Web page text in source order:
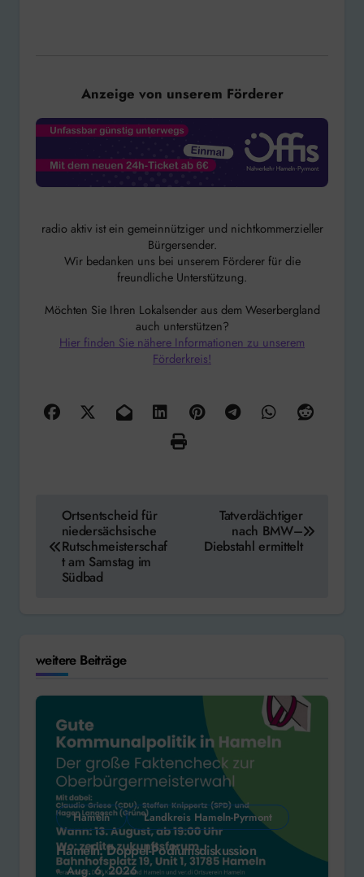
Anzeige von unserem Förderer
radio aktiv ist ein gemeinnütziger und nichtkommerzieller
Bürgersender.
Wir bedanken uns bei unserem Förderer für die
freundliche Unterstützung.
Möchten Sie Ihren Lokalsender aus dem Weserbergland
auch unterstützen?
Hier finden Sie nähere Informationen zu unserem
Förderkreis!
Beitragsnavigation
Ortsentscheid für
niedersächsische
Rutschmeisterschaf
t am Samstag im
Südbad
Tatverdächtiger
nach BMW–
Diebstahl ermittelt
weitere Beiträge
Hameln Landkreis Hameln-Pyrmont
Hameln: Doppel-Podiumsdiskussion
Aug. 6, 2026